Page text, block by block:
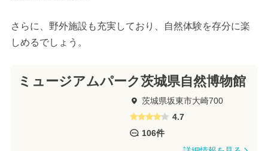
さらに、野外施設も充実しており、自然体験を存分に楽
しめるでしょう。
ミュージアムパーク茨城県自然博物館
茨城県坂東市大崎700
4.7
106件